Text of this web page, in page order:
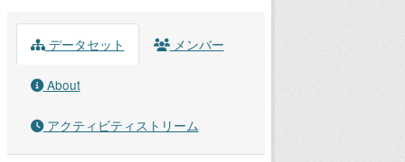
データセット メンバー
About
アクティビティストリーム